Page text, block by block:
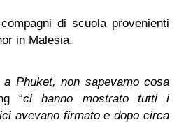
di scuola provenienti
in Malesia.
Phuket, non sapevamo cosa
“ci hanno mostrato tutti i
avevano firmato e dopo circa